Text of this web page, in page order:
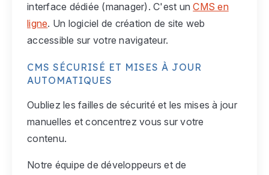
interface dédiée (manager). C'est unCMS en
ligne. Un logiciel de création de site web
accessible sur votre navigateur.
CMS SÉCURISÉ ET MISES À JOUR
AUTOMATIQUES
Oubliez les failles de sécurité et les mises à jour
manuelles et concentrez vous sur votre
contenu.
Notre équipe de développeurs et de